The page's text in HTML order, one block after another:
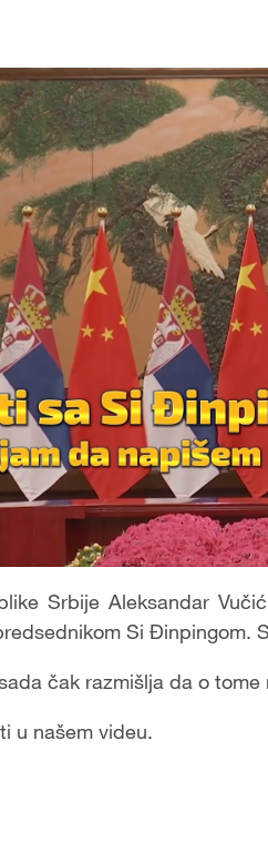
Srbije Aleksandar
Si Đinpingom.
čak razmišlja da o tome
u našem videu.